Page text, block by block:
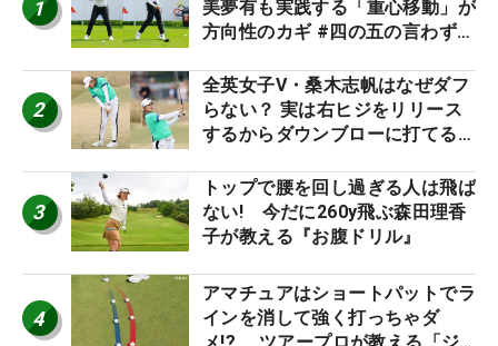
1
美夢有も実践する「重心移動」が
方向性のカギ #四の五の言わず振
2
全英女子V・桑木志帆はなぜダフ
らない？ 実は右ヒジをリリース
するからダウンブローに打てる #
3
トップで腰を回し過ぎる人は飛ば
ない! 今だに260y飛ぶ森田理香
子が教える『お腹ドリル』
4
アマチュアはショートパットでラ
インを消して強く打っちゃダ